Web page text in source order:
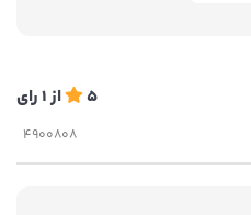
5 از1رای